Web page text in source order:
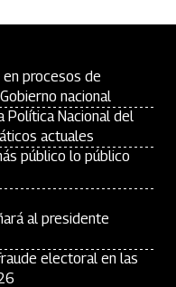
procesos de
nacional
Política Nacional del
actuales
público lo público
al presidente
electoral en las